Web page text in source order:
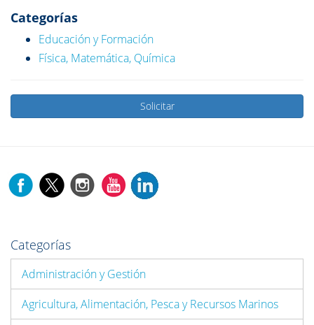
Categorías
Educación y Formación
Física, Matemática, Química
Solicitar
Categorías
Administración y Gestión
Agricultura, Alimentación, Pesca y Recursos Marinos